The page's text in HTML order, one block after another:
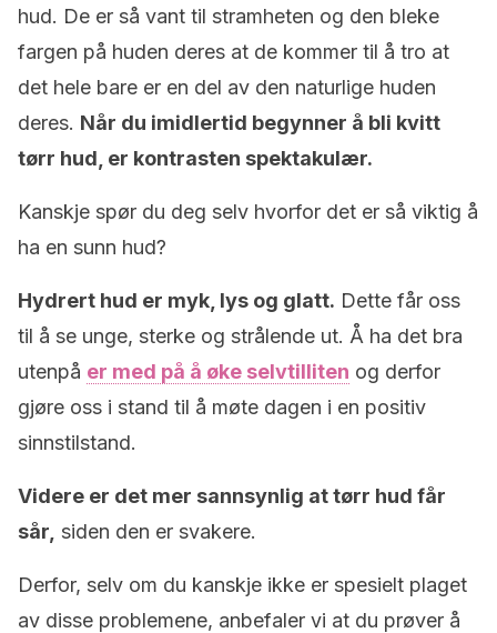
hud. De er så vant til stramheten og den bleke
fargen på huden deres at de kommer til å tro at
det hele bare er en del av den naturlige huden
deres. Når du imidlertid begynner å bli kvitt
tørr hud, er kontrasten spektakulær.
Kanskje spør du deg selv hvorfor det er så viktig å
ha en sunn hud?
Hydrert hud er myk, lys og glatt. Dette får oss
til å se unge, sterke og strålende ut. Å ha det bra
utenpå er med på å øke selvtilliten og derfor
gjøre oss i stand til å møte dagen i en positiv
sinnstilstand.
Videre er det mer sannsynlig at tørr hud får
sår, siden den er svakere.
Derfor, selv om du kanskje ikke er spesielt plaget
av disse problemene, anbefaler vi at du prøver å